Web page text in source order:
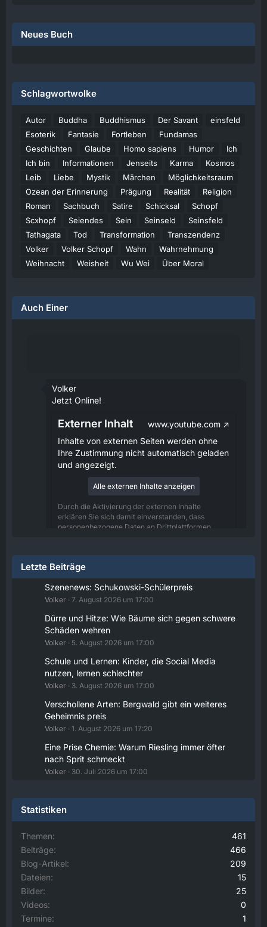
Neues Buch
Schlagwortwolke
Autor Buddha Buddhismus Der Savant
einsfeld
Esoterik
Fantasie Fortleben
Fundamas
Geschichten
Glaube Homo sapiens Humor
Ich
Ich bin
Informationen Jenseits Karma
Kosmos
Leib
Liebe Mystik Märchen
Möglichkeitsraum
Ozean der Erinnerung
Prägung Realität
Religion
Roman
Sachbuch Satire Schicksal
Schopf
Scxhopf
Seiendes Sein Seinseld
Seinsfeld
Tathagata
Tod Transformation
Transzendenz
Volker
Volker Schopf Wahn
Wahrnehmung
Weihnacht
Weisheit Wu Wei Über Moral
Auch Einer
Volker
Jetzt Online!
Externer Inhalt
www.youtube.com
Inhalte von externen Seiten werden ohne
Ihre Zustimmung nicht automatisch geladen
und angezeigt.
Alle externen Inhalte anzeigen
Durch die Aktivierung der externen Inhalte
erklären Sie sich damit einverstanden, dass
personenbezogene Daten an Drittplattformen
Verfügung gestellt.
08:25
Volker
Jetzt Online!
Externer Inhalt
www.youtube.com
Inhalte von externen Seiten werden ohne
Ihre Zustimmung nicht automatisch geladen
und angezeigt.
Alle externen Inhalte anzeigen
Durch die Aktivierung der externen Inhalte
erklären Sie sich damit einverstanden, dass
personenbezogene Daten an Drittplattformen
übermittelt werden. Mehr Informationen dazu
haben wir in unserer Datenschutzerklärung zur
Verfügung gestellt.
Volker
Jetzt Online!
Letzte Beiträge
Szenenews: Schukowski-Schülerpreis
Volker 7. August 2026 um 17:00
Dürre und Hitze: Wie Bäume sich gegen schwere
Schäden wehren
Volker 5. August 2026 um 17:00
Schule und Lernen: Kinder, die Social Media
nutzen, lernen schlechter
Volker 3. August 2026 um 17:00
Verschollene Arten: Bergwald gibt ein weiteres
Geheimnis preis
Volker 1. August 2026 um 17:20
Eine Prise Chemie: Warum Riesling immer öfter
nach Sprit schmeckt
Volker 30. Juli 2026 um 17:00
Statistiken
Themen
461
Beiträge
466
Blog-Artikel
209
Dateien
15
Bilder
25
Videos
0
Termine
1